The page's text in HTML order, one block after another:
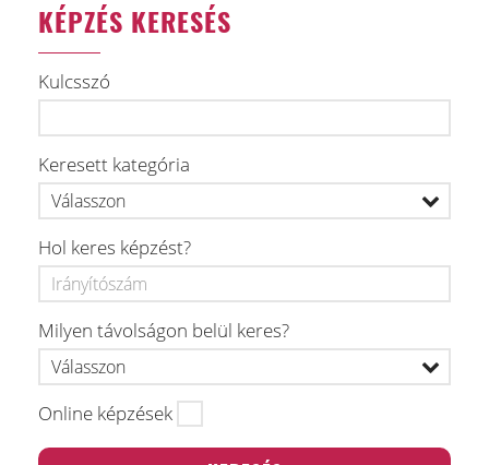
KÉPZÉS KERESÉS
Kulcsszó
Keresett kategória
Hol keres képzést?
Milyen távolságon belül keres?
Online képzések